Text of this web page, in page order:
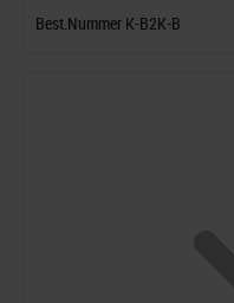
Best.Nummer K-B2K-B